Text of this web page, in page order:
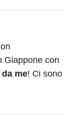
Giappone con
me! Ci sono